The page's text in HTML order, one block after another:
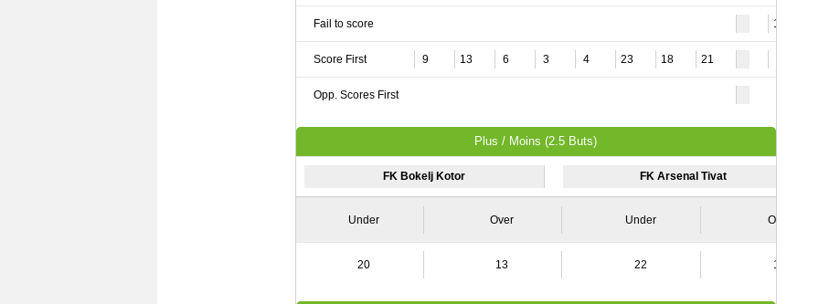
Fail to score 10
Score First 9 13 6 3 4 23 18 21
Opp. Scores First
Plus / Moins (2.5 Buts)
FK Bokelj Kotor FK Arsenal Tivat
Under Over Under Over
20 13 22 11